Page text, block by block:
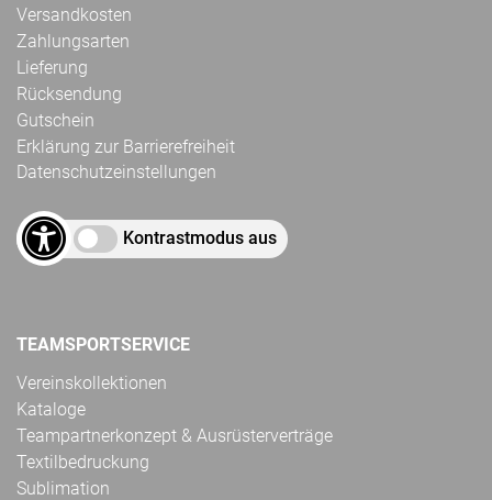
Versandkosten
Zahlungsarten
Lieferung
Rücksendung
Gutschein
Erklärung zur Barrierefreiheit
Datenschutzeinstellungen
Kontrastmodus aus
TEAMSPORTSERVICE
Vereinskollektionen
Kataloge
Teampartnerkonzept & Ausrüsterverträge
Textilbedruckung
Sublimation